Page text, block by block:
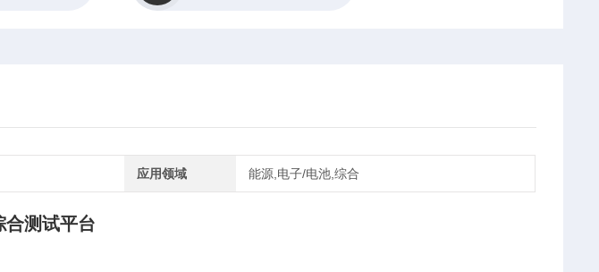
应用领域 能源,电子/电池,综合
测试平台